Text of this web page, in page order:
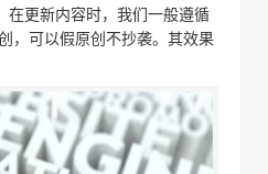
在更新内容时，我们一般遵循
，可以假原创不抄袭。其效果